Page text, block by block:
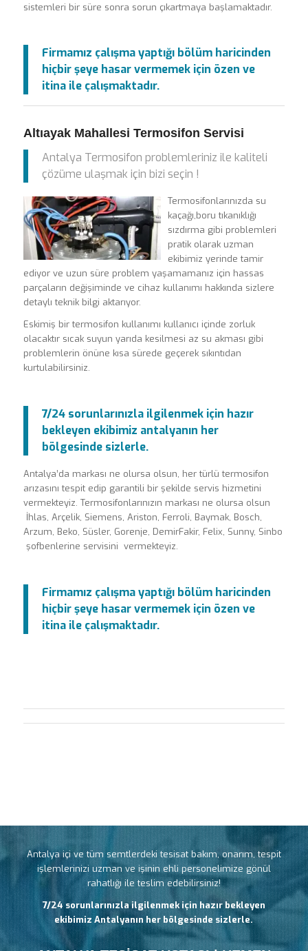
sistemleri bir süre sonra sorun çıkartmaya başlamaktadır.
Firmamız çalışma yaptığı bölüm haricinden
hiçbir şeye hasar vermemek için özen ve
itina ile çalışmaktadır.
Altıayak Mahallesi Termosifon Servisi
Antalya Termosifon problemleriniz ile kaliteli
çözüme ulaşmak için bizi seçin !
Termosifonlarınızda su
kaçağı,boru tıkanıklığı
sızdırma gibi problemleri
pratik olarak uzman
ekibimiz yerinde tamir
ediyor ve uzun süre problem yaşamamanız için hassas
parçaların değişiminde ve cihaz kullanımı hakkında sizlere
detaylı teknik bilgi aktarıyor.
Eskimiş bir termosifon kullanımı kullanıcı içinde zorluk
olacaktır sıcak suyun yarıda kesilmesi az su akması gibi
problemlerin önüne kısa sürede geçerek sıkıntıdan
kurtulabilirsiniz.
7/24 sorunlarınızla ilgilenmek için hazır
bekleyen ekibimiz antalyanın her
bölgesinde sizlerle.
Antalya’da markası ne olursa olsun, her türlü termosifon
arızasını tespit edip garantili bir şekilde servis hizmetini
vermekteyiz. Termosifonlarınızın markası ne olursa olsun
İhlas, Arçelik, Siemens, Ariston, Ferroli, Baymak, Bosch,
Arzum, Beko, Süsler, Gorenje, DemirFakir, Felix, Sunny, Sinbo
şofbenlerine servisini vermekteyiz.
Firmamız çalışma yaptığı bölüm haricinden
hiçbir şeye hasar vermemek için özen ve
itina ile çalışmaktadır.
Antalya içi ve tüm semtlerdeki tesisat bakım, onarım, tespit
işlemlerinizi uzman ve işinin ehli personelimize gönül
rahatlığı ile teslim edebilirsiniz!
7/24 sorunlarınızla ilgilenmek için hazır bekleyen
ekibimiz Antalyanın her bölgesinde sizlerle.